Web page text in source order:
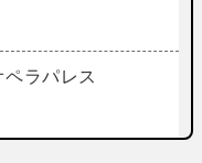
ラパレス